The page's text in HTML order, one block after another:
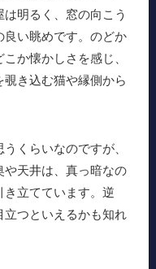
明るく、窓の向こう
良い眺めです。のどか
か懐かしさを感じ、
き込む猫や縁側から
くらいなのですが、
や天井は、真っ暗なの
立てています。逆
立つといえるかも知れ